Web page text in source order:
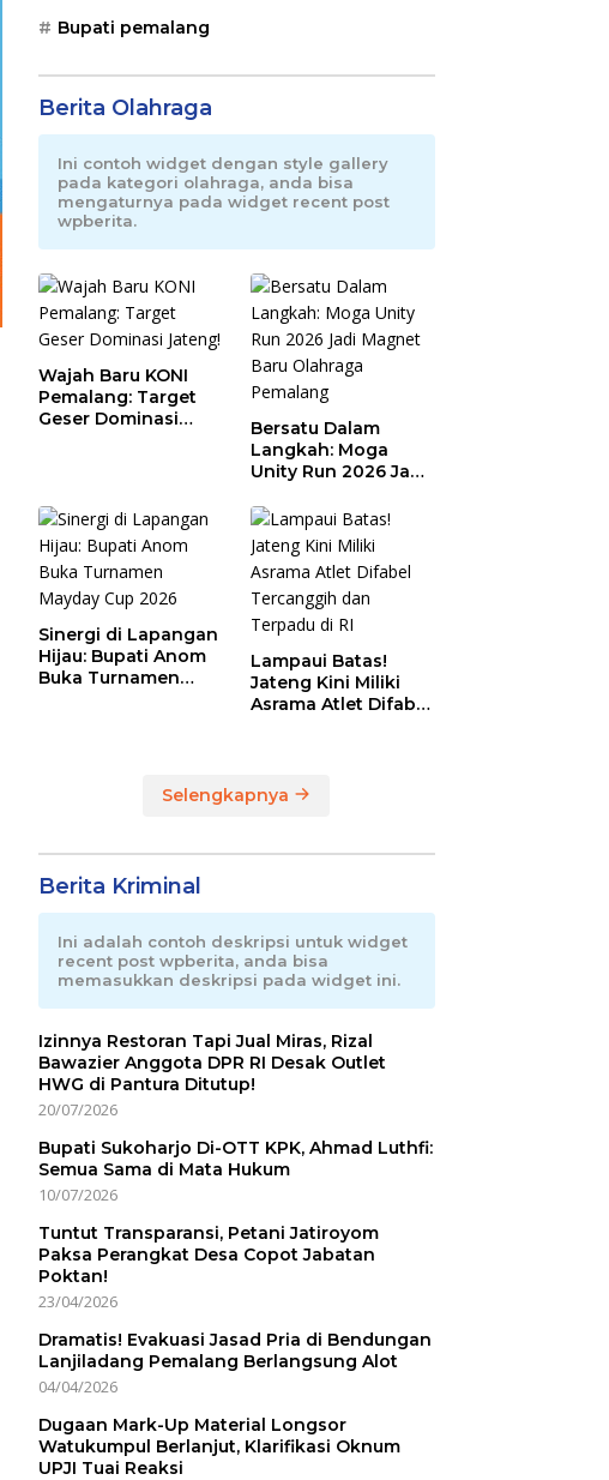
Bupati pemalang
Berita Olahraga
Ini contoh widget dengan style gallery
pada kategori olahraga, anda bisa
mengaturnya pada widget recent post
wpberita.
Wajah Baru KONI
Pemalang: Target
Geser Dominasi
Bersatu Dalam
Langkah: Moga
Unity Run 2026 Jadi
Olahraga Pemalang
Sinergi di Lapangan
Hijau: Bupati Anom
Buka Turnamen
Lampaui Batas!
Jateng Kini Miliki
Asrama Atlet Difabel
Selengkapnya
Berita Kriminal
Ini adalah contoh deskripsi untuk widget
recent post wpberita, anda bisa
memasukkan deskripsi pada widget ini.
Izinnya Restoran Tapi Jual Miras, Rizal
Bawazier Anggota DPR RI Desak Outlet
HWG di Pantura Ditutup!
20/07/2026
Bupati Sukoharjo Di-OTT KPK, Ahmad Luthfi:
Semua Sama di Mata Hukum
10/07/2026
Tuntut Transparansi, Petani Jatiroyom
Paksa Perangkat Desa Copot Jabatan
Poktan!
23/04/2026
Dramatis! Evakuasi Jasad Pria di Bendungan
Lanjiladang Pemalang Berlangsung Alot
04/04/2026
Dugaan Mark-Up Material Longsor
Watukumpul Berlanjut, Klarifikasi Oknum
UPJI Tuai Reaksi